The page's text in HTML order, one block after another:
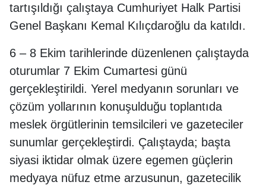
tartışıldığı çalıştaya Cumhuriyet Halk Partisi
Genel Başkanı Kemal Kılıçdaroğlu da katıldı.
6 – 8 Ekim tarihlerinde düzenlenen çalıştayda
oturumlar 7 Ekim Cumartesi günü
gerçekleştirildi. Yerel medyanın sorunları ve
çözüm yollarının konuşulduğu toplantıda
meslek örgütlerinin temsilcileri ve gazeteciler
sunumlar gerçekleştirdi. Çalıştayda; başta
siyasi iktidar olmak üzere egemen güçlerin
medyaya nüfuz etme arzusunun, gazetecilik